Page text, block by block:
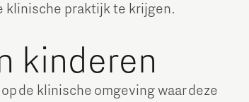
klinische praktijk te krijgen.
kinderen
de klinische omgeving waar deze